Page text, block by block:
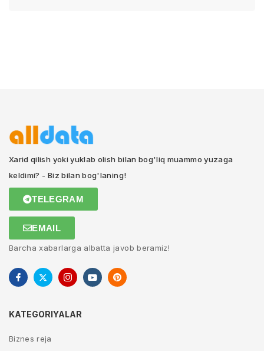
Xarid qilish yoki yuklab olish bilan bog'liq muammo yuzaga
keldimi? - Biz bilan bog'laning!
TELEGRAM
EMAIL
Barcha xabarlarga albatta javob beramiz!
KATEGORIYALAR
Biznes reja